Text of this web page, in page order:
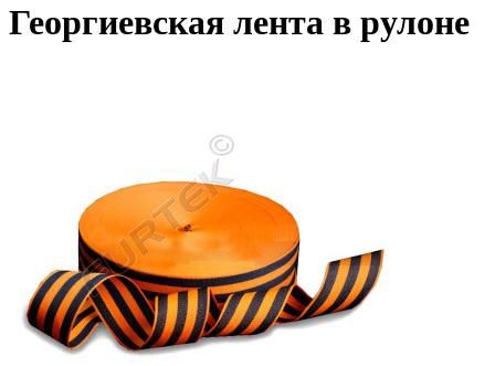
Георгиевская лента в рулоне